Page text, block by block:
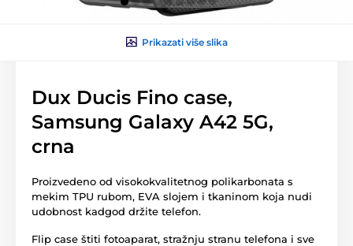
Prikazati više slika
Dux Ducis Fino case,
Samsung Galaxy A42 5G,
crna
Proizvedeno od visokokvalitetnog polikarbonata s
mekim TPU rubom, EVA slojem i tkaninom koja nudi
udobnost kadgod držite telefon.
Flip case štiti fotoaparat, stražnju stranu telefona i sve